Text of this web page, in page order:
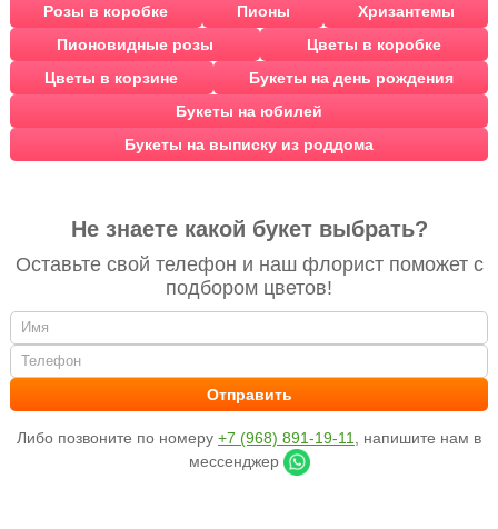
Розы в коробке
Пионы
Хризантемы
Пионовидные розы
Цветы в коробке
Цветы в корзине
Букеты на день рождения
Букеты на юбилей
Букеты на выписку из роддома
Не знаете какой букет выбрать?
Оставьте свой телефон и наш флорист поможет с
подбором цветов!
Либо позвоните по номеру +7 (968) 891-19-11
, напишите нам в
мессенджер